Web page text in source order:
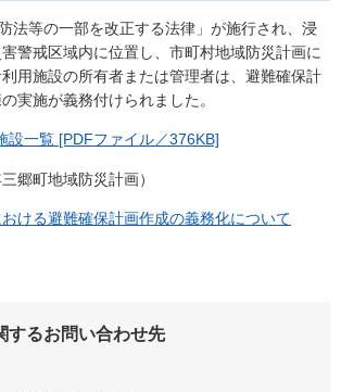
法等の一部を改正する法律」が施行され、浸
警戒区域内に位置し、市町村地域防災計画に
用施設の所有者または管理者は、避難確保計
実施が義務付けられました。
設一覧 [PDFファイル／376KB]
郷町地域防災計画）
ける避難確保計画作成の義務化について
するお問い合わせ先